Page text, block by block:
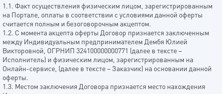
1.1. Факт осуществления физическим лицом, зарегистрированным
на Портале, оплаты в соответствии с условиями данной оферты
считается полным и безоговорочным акцептом.
1.2. С момента акцепта оферты Договор признается заключенным
между Индивидуальным предпринимателем Дембя Юлией
Викторовной, ОГРНИП 324100000000771 (далее в тексте –
Исполнитель) и физическим лицом, зарегистрированным на
Онлайн-сервисе, (далее в тексте – Заказчик) на основании данной
оферты.
1.3. Местом заключения Договора признается место нахождения